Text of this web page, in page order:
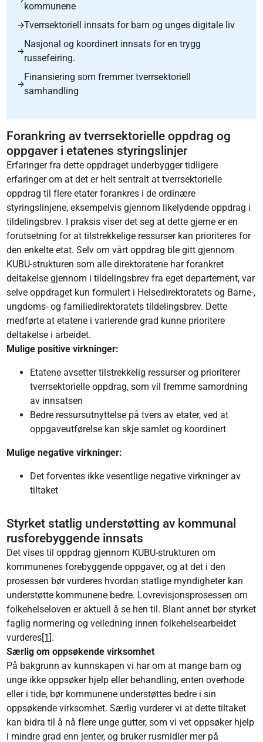
kommunene
Tverrsektoriell innsats for barn og unges digitale liv
Nasjonal og koordinert innsats for en trygg
russefeiring.
Finansiering som fremmer tverrsektoriell
samhandling
Forankring av tverrsektorielle oppdrag og
oppgaver i etatenes styringslinjer
Erfaringer fra dette oppdraget underbygger tidligere
erfaringer om at det er helt sentralt at tverrsektorielle
oppdrag til flere etater forankres i de ordinære
styringslinjene, eksempelvis gjennom likelydende oppdrag i
tildelingsbrev. I praksis viser det seg at dette gjerne er en
forutsetning for at tilstrekkelige ressurser kan prioriteres for
den enkelte etat. Selv om vårt oppdrag ble gitt gjennom
KUBU-strukturen som alle direktoratene har forankret
deltakelse gjennom i tildelingsbrev fra eget departement, var
selve oppdraget kun formulert i Helsedirektoratets og Barne-,
ungdoms- og familiedirektoratets tildelingsbrev. Dette
medførte at etatene i varierende grad kunne prioritere
deltakelse i arbeidet.
Mulige positive virkninger:
Etatene avsetter tilstrekkelig ressurser og prioriterer
tverrsektorielle oppdrag, som vil fremme samordning
av innsatsen
Bedre ressursutnyttelse på tvers av etater, ved at
oppgaveutførelse kan skje samlet og koordinert
Mulige negative virkninger:
Det forventes ikke vesentlige negative virkninger av
tiltaket
Styrket statlig understøtting av kommunal
rusforebyggende innsats
Det vises til oppdrag gjennom KUBU-strukturen om
kommunenes forebyggende oppgaver, og at det i den
prosessen bør vurderes hvordan statlige myndigheter kan
understøtte kommunene bedre. Lovrevisjonsprosessen om
folkehelseloven er aktuell å se hen til. Blant annet bør styrket
faglig normering og veiledning innen folkehelsearbeidet
vurderes[1].
Særlig om oppsøkende virksomhet
På bakgrunn av kunnskapen vi har om at mange barn og
unge ikke oppsøker hjelp eller behandling, enten overhode
eller i tide, bør kommunene understøttes bedre i sin
oppsøkende virksomhet. Særlig vurderer vi at dette tiltaket
kan bidra til å nå flere unge gutter, som vi vet oppsøker hjelp
i mindre grad enn jenter, og bruker rusmidler mer på